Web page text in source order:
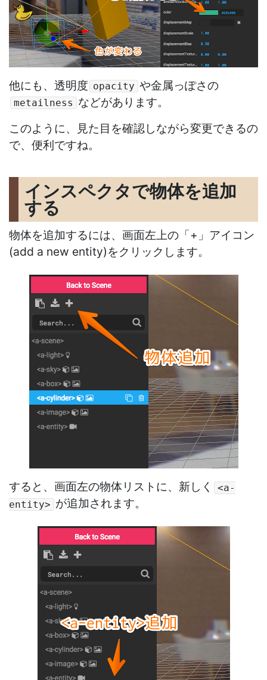
他にも、透明度 opacity や金属っぽさの
metailness などがあります。
このように、見た目を確認しながら変更できるの
で、便利ですね。
インスペクタで物体を追加
する
物体を追加するには、画面左上の「+」アイコン
(add a new entity)をクリックします。
すると、画面左の物体リストに、新しく
<a-
entity> が追加されます。